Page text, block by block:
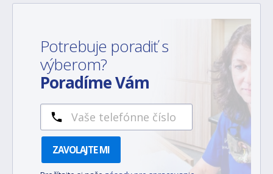
Potrebuje poradiť s
výberom?
Poradíme Vám
ZAVOLAJTE MI